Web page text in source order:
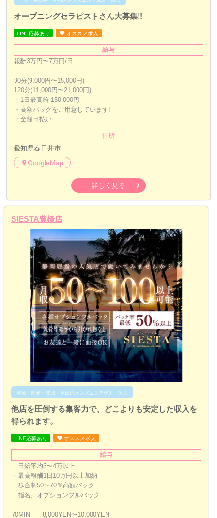
オープニングセラピストさん大募集!!
LINE応募あり オススメ求人
給与
報酬3万円〜7万円/日
90分(9,000円〜15,000円)
120分(11,000円〜21,000円)
・1日最高給 150,000円
・高額バックをご用意しています!
・全額日払い
住所
愛知県春日井市
GoogleMap
詳しく見る
SIESTA豊橋店
豊橋・岡崎・安城・豊田のメンズエステ求人・体入
他店を圧倒する集客力で、どこよりも安定した収入を
得られます。
LINE応募あり オススメ求人
給与
・日給平均3〜4万以上
・最高報酬1日10万円以上加納
・歩合制50〜70％高額バック
・指名、オプションフルバック
70MIN 8,000YEN〜10,000YEN